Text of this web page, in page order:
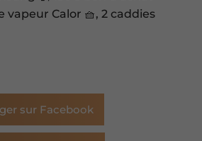
vapeur Calor 🧺, 2 caddies
sur Facebook